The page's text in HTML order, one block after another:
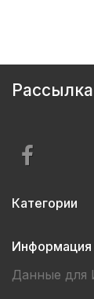
Рассылка
Категории
Информация
Данные для